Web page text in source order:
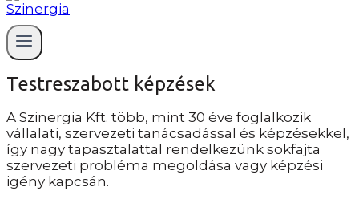
Testreszabott képzések
A Szinergia Kft. több, mint 30 éve foglalkozik
vállalati, szervezeti tanácsadással és képzésekkel,
így nagy tapasztalattal rendelkezünk sokfajta
szervezeti probléma megoldása vagy képzési
igény kapcsán.